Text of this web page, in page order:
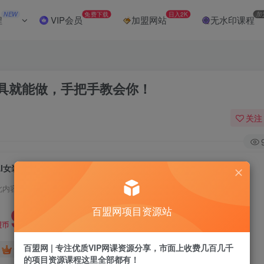
NEW VIP会员 免费下载 加盟网站 日入2K 无水印课程 加
能做，手把手教会你！
关注
女装图文带货賺麻了，只需一个免费工具就能做，手把手教会你！
内容为付费阅读，请付费后查看
币 9.9
黄金会员免费 超级会员免费
百盟网项目资源站
百盟网 | 专注优质VIP网课资源分享，市面上收费几百几千
的项目资源课程这里全部都有！